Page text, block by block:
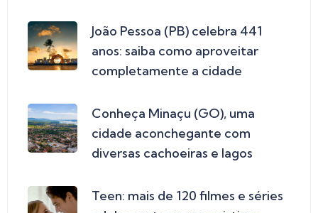
João Pessoa (PB) celebra 441
anos: saiba como aproveitar
completamente a cidade
Conheça Minaçu (GO), uma
cidade aconchegante com
diversas cachoeiras e lagos
Teen: mais de 120 filmes e séries